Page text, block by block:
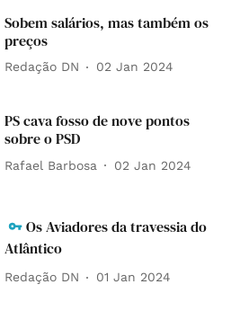
Sobem salários, mas também os
preços
Redação DN 02 Jan 2024
PS cava fosso de nove pontos
sobre o PSD
Rafael Barbosa 02 Jan 2024
Os Aviadores da travessia do
Atlântico
Redação DN 01 Jan 2024